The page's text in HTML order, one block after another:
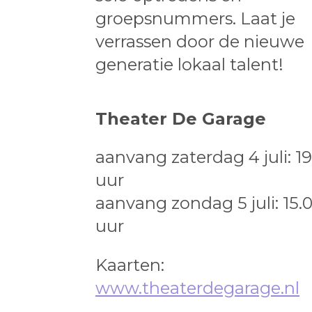
groepsnummers. Laat je
verrassen door de nieuwe
generatie lokaal talent!
Theater De Garage
aanvang zaterdag 4 juli:
uur
aanvang zondag 5 juli:
uur
Kaarten:
www.theaterdegarage.nl